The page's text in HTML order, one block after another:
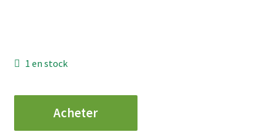
1 en stock
EFFETS
Acheter